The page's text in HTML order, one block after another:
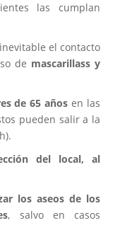
las cumplan
el contacto
de mascarillass y
de 65 años en las
pueden salir a la
del local, al
los aseos de los
, salvo en casos